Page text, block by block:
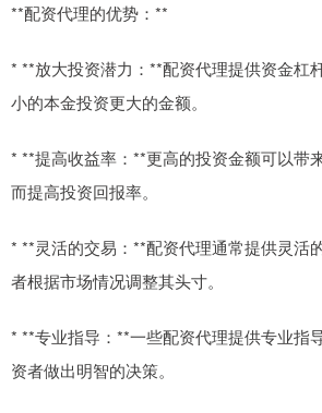
**配资代理的优势：**
* **放大投资潜力：**配资代理提供资金杠
小的本金投资更大的金额。
* **提高收益率：**更高的投资金额可以带
而提高投资回报率。
* **灵活的交易：**配资代理通常提供灵活
者根据市场情况调整其头寸。
* **专业指导：**一些配资代理提供专业指
资者做出明智的决策。